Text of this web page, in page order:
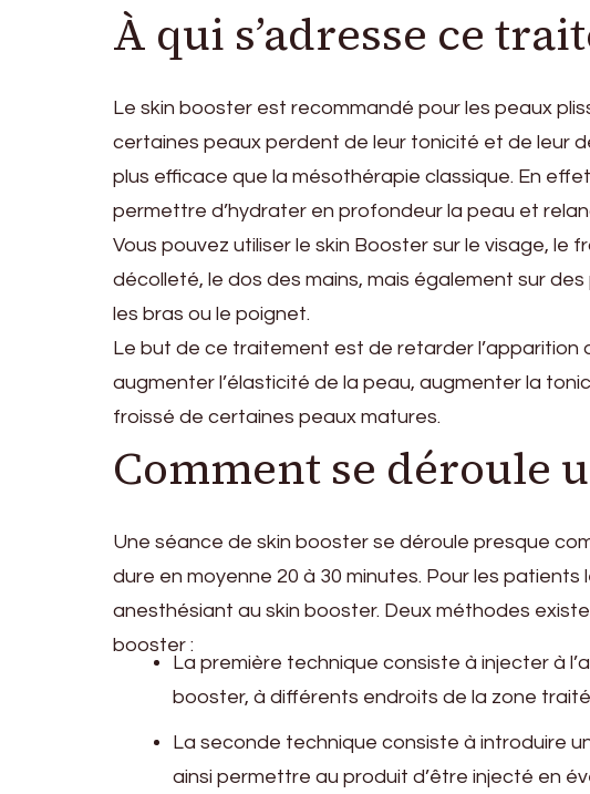
À qui s’adresse ce
Le skin booster est recommandé pour les peaux
certaines peaux perdent de leur tonicité et de leur
plus efficace que la mésothérapie classique. En
permettre d’hydrater en profondeur la peau et
Vous pouvez utiliser le skin Booster sur le visage, le
décolleté, le dos des mains, mais également sur
les bras ou le poignet.
Le but de ce traitement est de retarder l’apparition
augmenter l’élasticité de la peau, augmenter la
froissé de certaines peaux matures.
Comment se déroule
Une séance de skin booster se déroule presque
dure en moyenne 20 à 30 minutes. Pour les
anesthésiant au skin booster. Deux méthodes
booster :
La première technique consiste à injecter à
booster, à différents endroits de la zone
La seconde technique consiste à introduire
ainsi permettre au produit d’être injecté en